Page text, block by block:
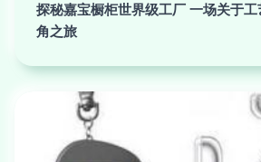
探秘嘉宝橱柜世界级工厂 一场关于
角之旅